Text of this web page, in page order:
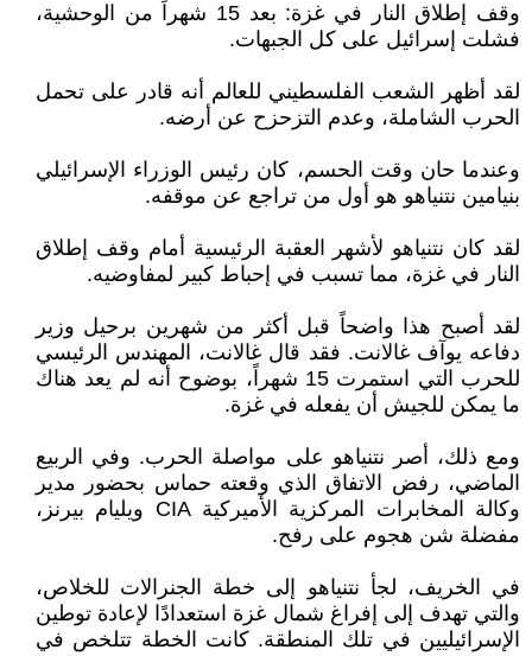
وقف إطلاق النار في غزة: بعد 15 شهراً من الوحشية،
فشلت إسرائيل على كل الجبهات.
لقد أظهر الشعب الفلسطيني للعالم أنه قادر على تحمل
الحرب الشاملة، وعدم التزحزح عن أرضه.
وعندما حان وقت الحسم، كان رئيس الوزراء الإسرائيلي
بنيامين نتنياهو هو أول من تراجع عن موقفه.
لقد كان نتنياهو لأشهر العقبة الرئيسية أمام وقف إطلاق
النار في غزة، مما تسبب في إحباط كبير لمفاوضيه.
لقد أصبح هذا واضحاً قبل أكثر من شهرين برحيل وزير
دفاعه يوآف غالانت. فقد قال غالانت، المهندس الرئيسي
للحرب التي استمرت 15 شهراً، بوضوح أنه لم يعد هناك
ما يمكن للجيش أن يفعله في غزة.
ومع ذلك، أصر نتنياهو على مواصلة الحرب. وفي الربيع
الماضي، رفض الاتفاق الذي وقعته حماس بحضور مدير
وكالة المخابرات المركزية الأميركية CIA ويليام بيرنز،
مفضلة شن هجوم على رفح.
في الخريف، لجأ نتنياهو إلى خطة الجنرالات للخلاص،
والتي تهدف إلى إفراغ شمال غزة استعدادًا لإعادة توطين
الإسرائيليين في تلك المنطقة. كانت الخطة تتلخص في